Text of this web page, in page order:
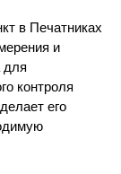
в Печатниках
и
для
контроля
его